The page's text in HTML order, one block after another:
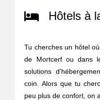
Hôtels à
Tu cherches un hôtel
de Mortcerf ou dans
solutions
coin. Alors que tu
peu plus de confort, on